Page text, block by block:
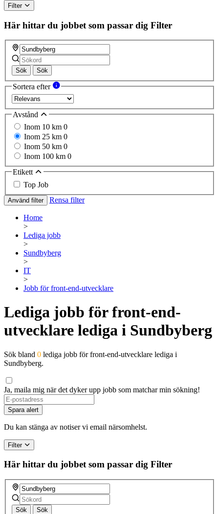
Filter
Här hittar du jobbet som passar dig Filter
Sök Sök
Sortera efter
Avstånd
Inom 10 km 0
Inom 25 km 0
Inom 50 km 0
Inom 100 km 0
Etikett
Top Job
Använd filter Rensa filter
Home
>
Lediga jobb
>
Sundbyberg
>
IT
>
Jobb för front-end-utvecklare
Lediga jobb för front-end-
utvecklare lediga i Sundbyberg
Sök bland 0 lediga jobb för front-end-utvecklare lediga i
Sundbyberg.
Ja, maila mig när det dyker upp jobb som matchar min sökning!
Spara alert
Du kan stänga av notiser vi email närsomhelst.
Filter
Här hittar du jobbet som passar dig Filter
Sök Sök